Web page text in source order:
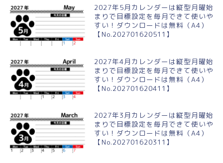
2027年5月カレンダーは縦型月曜始
まりで目標設定を毎月できて使いや
すい！ダウンロードは無料（A4）
【No.202701620511】
2027年4月カレンダーは縦型月曜始
まりで目標設定を毎月できて使いや
すい！ダウンロードは無料（A4）
【No.202701620411】
2027年3月カレンダーは縦型月曜始
まりで目標設定を毎月できて使いや
すい！ダウンロードは無料（A4）
【No.202701620311】